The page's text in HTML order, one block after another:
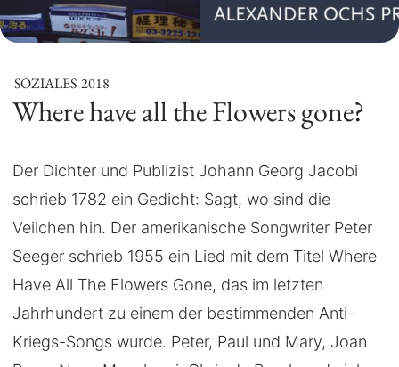
SOZIALES 2018
Where have all the Flowers gone?
Der Dichter und Publizist Johann Georg Jacobi
schrieb 1782 ein Gedicht: Sagt, wo sind die
Veilchen hin. Der amerikanische Songwriter Peter
Seeger schrieb 1955 ein Lied mit dem Titel Where
Have All The Flowers Gone, das im letzten
Jahrhundert zu einem der bestimmenden Anti-
Kriegs-Songs wurde. Peter, Paul und Mary, Joan